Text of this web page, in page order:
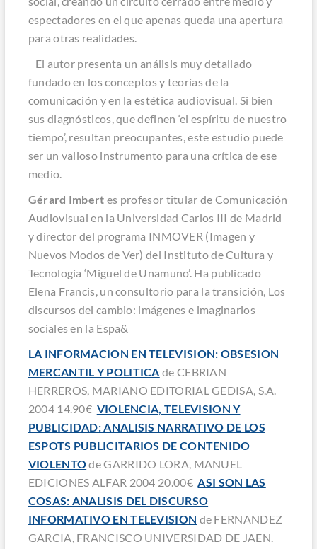
espectadores en el que apenas queda una apertura
para otras realidades.
El autor presenta un análisis muy detallado
fundado en los conceptos y teorías de la
comunicación y en la estética audiovisual. Si bien
sus diagnósticos, que definen ‘el espíritu de nuestro
tiempo’, resultan preocupantes, este estudio puede
ser un valioso instrumento para una crítica de ese
medio.
Gérard Imbert es profesor titular de Comunicación
Audiovisual en la Universidad Carlos III de Madrid
y director del programa INMOVER (Imagen y
Nuevos Modos de Ver) del Instituto de Cultura y
Tecnología ‘Miguel de Unamuno’. Ha publicado
Elena Francis, un consultorio para la transición, Los
discursos del cambio: imágenes e imaginarios
sociales en la Espa&
LA INFORMACION EN TELEVISION: OBSESION
MERCANTIL Y POLITICA de CEBRIAN
HERREROS, MARIANO EDITORIAL GEDISA, S.A.
2004 14.90€ VIOLENCIA, TELEVISION Y
PUBLICIDAD: ANALISIS NARRATIVO DE LOS
ESPOTS PUBLICITARIOS DE CONTENIDO
VIOLENTOde GARRIDO LORA, MANUEL
EDICIONES ALFAR 2004 20.00€ASI SON LAS
COSAS: ANALISIS DEL DISCURSO
INFORMATIVO EN TELEVISION de FERNANDEZ
GARCIA, FRANCISCO UNIVERSIDAD DE JAEN.